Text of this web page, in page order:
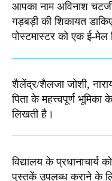
आपका नाम अविनाश
गड़बड़ी की शिकायत
पोस्टमास्टर को एक ई-मेल
शैलेंद्र/शैलजा जोशी,
पिता के महत्त्वपूर्ण
लिखती है।​
विद्यालय के
पुस्तकें उपलब्ध कराने के